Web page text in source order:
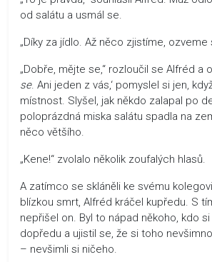
od salátu a usmál se.
„Díky za jídlo. Až něco zjistíme, ozveme
„Dobře, mějte se,“ rozloučil se Alfréd a
se. Ani jeden z vás,‘ pomyslel si jen,
místnost. Slyšel, jak někdo zalapal po
poloprázdná miska salátu spadla na
něco většího.
„Kene!“ zvolalo několik zoufalých hlasů.
A zatímco se skláněli ke svému
blízkou smrt, Alfréd kráčel kupředu. S
nepřišel on. Byl to nápad někoho, kdo
dopředu a ujistil se, že si toho
– nevšimli si ničeho.